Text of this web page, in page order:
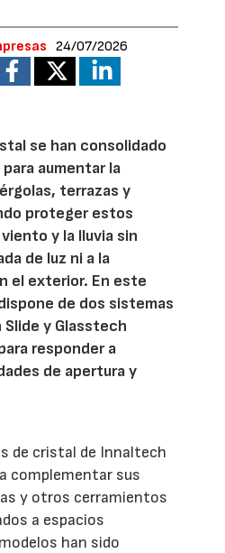
24/07/2026
se han consolidado
aumentar la
terrazas y
proteger estos
y la lluvia sin
de luz ni a la
el exterior. En este
de dos sistemas
y Glasstech
responder a
de apertura y
de cristal de Innaltech
complementar sus
y otros cerramientos
a espacios
han sido